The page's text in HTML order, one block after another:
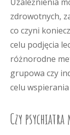
zdrowotnych,
co czyni
celu podjęcia
różnorodne
grupowa czy
celu
Czy